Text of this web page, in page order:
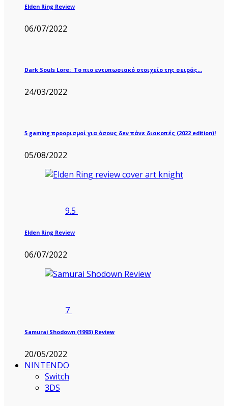
Elden Ring Review
06/07/2022
Dark Souls Lore: Το πιο εντυπωσιακό στοιχείο της σειράς…
24/03/2022
5 gaming προορισμοί για όσους δεν πάνε διακοπές (2022 edition)!
05/08/2022
9.5
Elden Ring Review
06/07/2022
7
Samurai Shodown (1993) Review
20/05/2022
NINTENDO
Switch
3DS